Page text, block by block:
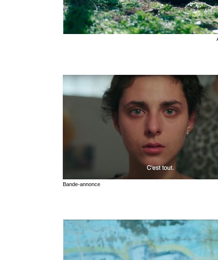
Bande-annonce